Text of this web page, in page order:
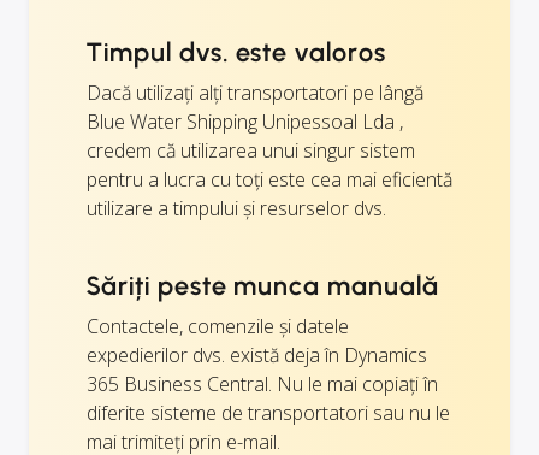
Timpul dvs. este valoros
Dacă utilizați alți transportatori pe lângă
Blue Water Shipping Unipessoal Lda ,
credem că utilizarea unui singur sistem
pentru a lucra cu toți este cea mai eficientă
utilizare a timpului și resurselor dvs.
Săriți peste munca manuală
Contactele, comenzile și datele
expedierilor dvs. există deja în Dynamics
365 Business Central. Nu le mai copiați în
diferite sisteme de transportatori sau nu le
mai trimiteți prin e-mail.